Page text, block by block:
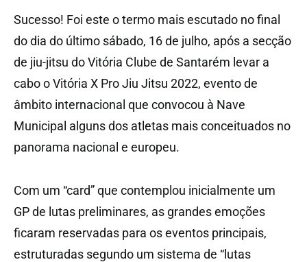
Sucesso! Foi este o termo mais escutado no final
do dia do último sábado, 16 de julho, após a secção
de jiu-jitsu do Vitória Clube de Santarém levar a
cabo o Vitória X Pro Jiu Jitsu 2022, evento de
âmbito internacional que convocou à Nave
Municipal alguns dos atletas mais conceituados no
panorama nacional e europeu.
Com um “card” que contemplou inicialmente um
GP de lutas preliminares, as grandes emoções
ficaram reservadas para os eventos principais,
estruturadas segundo um sistema de “lutas